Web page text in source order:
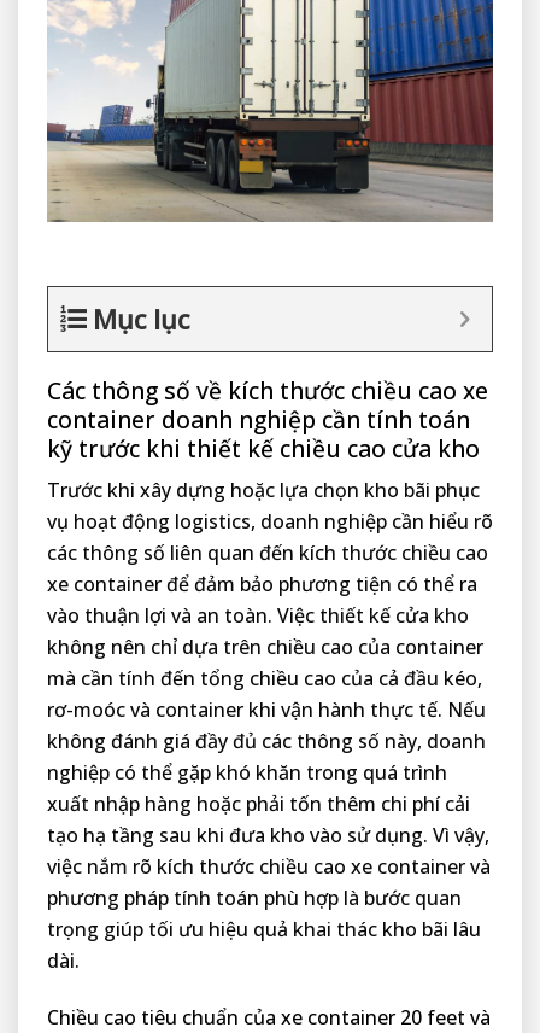
Mục lục
Các thông số về kích thước chiều cao xe
container doanh nghiệp cần tính toán
kỹ trước khi thiết kế chiều cao cửa kho
Trước khi xây dựng hoặc lựa chọn kho bãi phục
vụ hoạt động logistics, doanh nghiệp cần hiểu rõ
các thông số liên quan đến kích thước chiều cao
xe container để đảm bảo phương tiện có thể ra
vào thuận lợi và an toàn. Việc thiết kế cửa kho
không nên chỉ dựa trên chiều cao của container
mà cần tính đến tổng chiều cao của cả đầu kéo,
rơ-moóc và container khi vận hành thực tế. Nếu
không đánh giá đầy đủ các thông số này, doanh
nghiệp có thể gặp khó khăn trong quá trình
xuất nhập hàng hoặc phải tốn thêm chi phí cải
tạo hạ tầng sau khi đưa kho vào sử dụng. Vì vậy,
việc nắm rõ kích thước chiều cao xe container và
phương pháp tính toán phù hợp là bước quan
trọng giúp tối ưu hiệu quả khai thác kho bãi lâu
dài.
Chiều cao tiêu chuẩn của xe container 20 feet và